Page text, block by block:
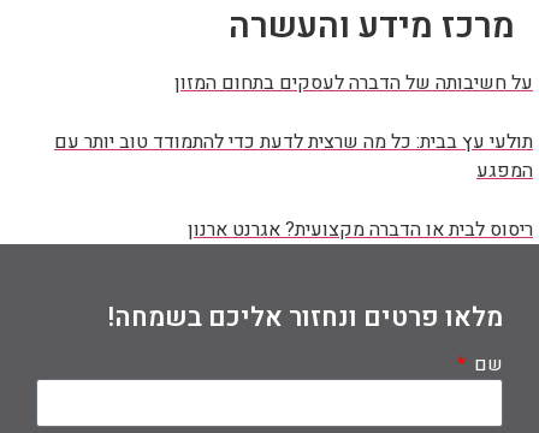
מרכז מידע והעשרה
על חשיבותה של הדברה לעסקים בתחום המזון
תולעי עץ בבית: כל מה שרצית לדעת כדי להתמודד טוב יותר עם
המפגע
ריסוס לבית או הדברה מקצועית? אגרנט ארנון
מלאו פרטים ונחזור אליכם בשמחה!
שם